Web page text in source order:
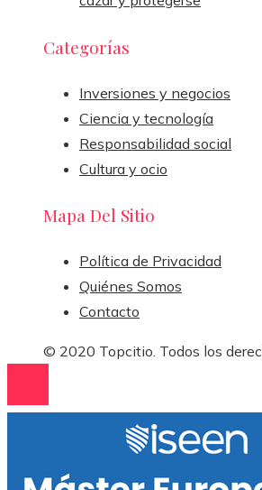
Categorías
Inversiones y negocios
Ciencia y tecnología
Responsabilidad social
Cultura y ocio
Mapa Del Sitio
Política de Privacidad
Quiénes Somos
Contacto
© 2020 Topcitio. Todos los